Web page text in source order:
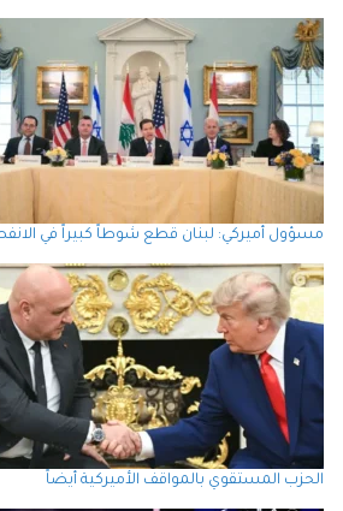
مسؤول أميركي: لبنان قطع شوطاً كبيراً في
الحزب المستقوي بالمواقف الأميركية أيضاً